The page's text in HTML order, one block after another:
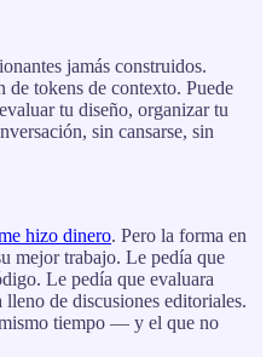
jamás construidos.
tokens de contexto. Puede
tu diseño, organizar tu
sin cansarse, sin
hizo dinero. Pero la forma en
mejor trabajo. Le pedía que
Le pedía que evaluara
de discusiones editoriales.
tiempo — y el que no